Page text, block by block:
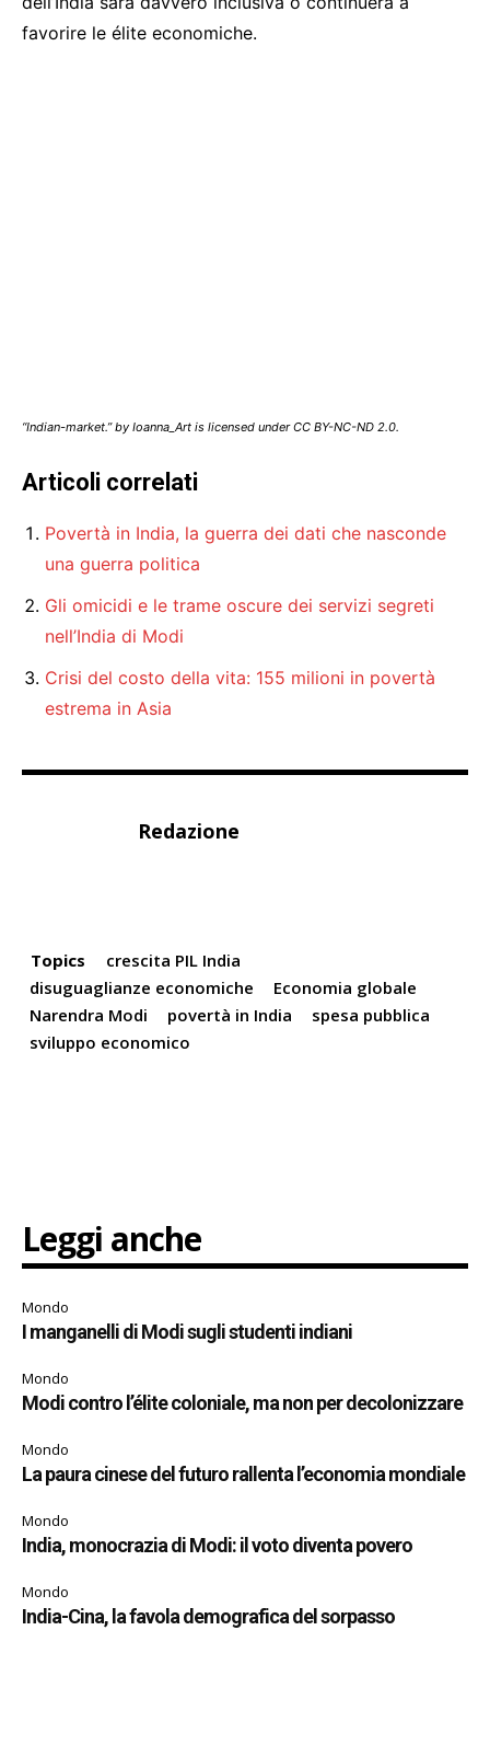
favorire le élite economiche.
“Indian-market.” by Ioanna_Art is licensed under CC BY-NC-ND 2.0.
Articoli correlati
Povertà in India, la guerra dei dati che nasconde
una guerra politica
Gli omicidi e le trame oscure dei servizi segreti
nell’India di Modi
Crisi del costo della vita: 155 milioni in povertà
estrema in Asia
Redazione
Topics
crescita PIL India
disuguaglianze economiche
Economia globale
Narendra Modi
povertà in India
spesa pubblica
sviluppo economico
Leggi anche
Mondo
I manganelli di Modi sugli studenti indiani
Mondo
Modi contro l’élite coloniale, ma non per decolonizzare
Mondo
La paura cinese del futuro rallenta l’economia mondiale
Mondo
India, monocrazia di Modi: il voto diventa povero
Mondo
India-Cina, la favola demografica del sorpasso